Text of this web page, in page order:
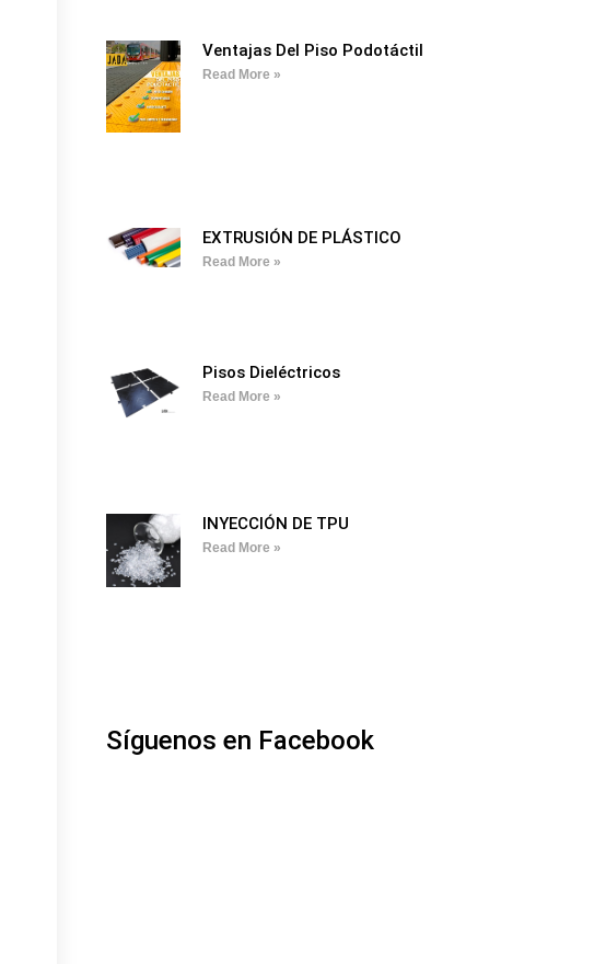
Ventajas Del Piso Podotáctil
Read More »
EXTRUSIÓN DE PLÁSTICO
Read More »
Pisos Dieléctricos
Read More »
INYECCIÓN DE TPU
Read More »
Síguenos en Facebook